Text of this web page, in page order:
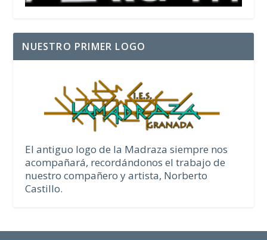
NUESTRO PRIMER LOGO
El antiguo logo de la Madraza siempre nos
acompañará, recordándonos el trabajo de
nuestro compañero y artista, Norberto
Castillo.